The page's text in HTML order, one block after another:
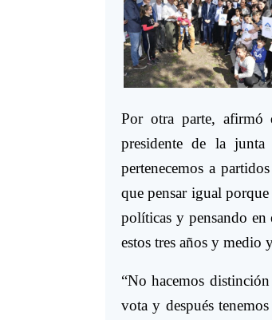
Por otra parte, afirmó
presidente de la
pertenecemos a
que pensar igual
políticas y pensando en
estos tres años y medio
“No hacemos
vota y después